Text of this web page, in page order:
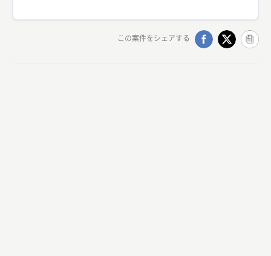
この案件をシェアする